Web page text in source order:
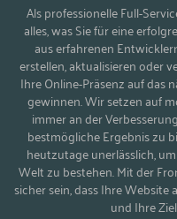
Als professionelle Full-
alles, was Sie für eine
aus erfahrenen
erstellen, aktualisieren oder
Ihre Online-Präsenz auf das
gewinnen. Wir setzen auf
immer an der
bestmögliche Ergebnis zu
heutzutage unerlässlich,
Welt zu bestehen. Mit der
sicher sein, dass Ihre
und Ihre